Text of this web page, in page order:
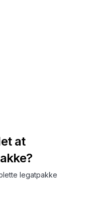
at
legatpakke